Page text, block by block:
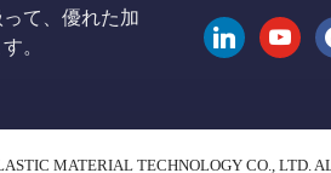
て、優れた加
。
linkedinyoutube
MATERIAL TECHNOLOGY CO., LTD.